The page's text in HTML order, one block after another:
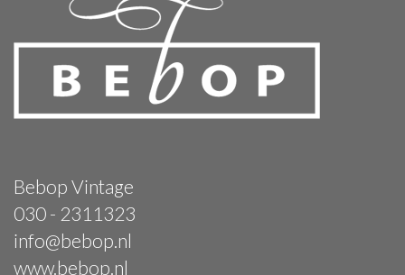
Bebop Vintage
030 - 2311323
info@bebop.nl
www.bebop.nl